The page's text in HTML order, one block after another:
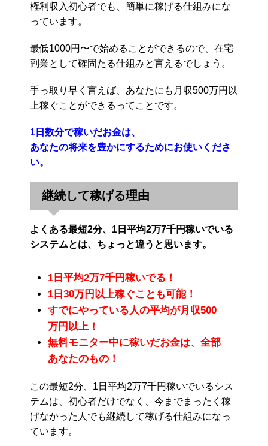
権利収入初心者でも、簡単に稼げる仕組みにな
っています。
最低1000円〜で始めることができるので、在宅
副業として確固たる仕組みと言えるでしょう。
手っ取り早く言えば、あなたにも月収500万円以
上稼ぐことができるってことです。
1日数分で稼いだお金は、
あなたの将来を豊かにするためにお使いくださ
い。
継続して稼げる理由
よくある最短2分、1日平均2万7千円稼いでいる
システムとは、ちょっと違うと思います。
1日平均2万7千円稼いでる！
1日30万円以上稼ぐことも可能！
すでにやっている人の平均が月収500
万円以上！
無料モニター中に稼いだお金は、全部
あなたのもの！
この最短2分、1日平均2万7千円稼いでいるシス
テムは、初心者だけでなく、今までまったく稼
げなかった人でも継続して稼げる仕組みになっ
ています。